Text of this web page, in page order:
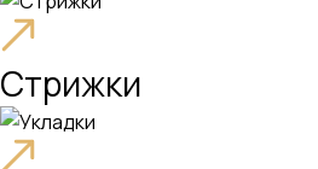
Стрижки